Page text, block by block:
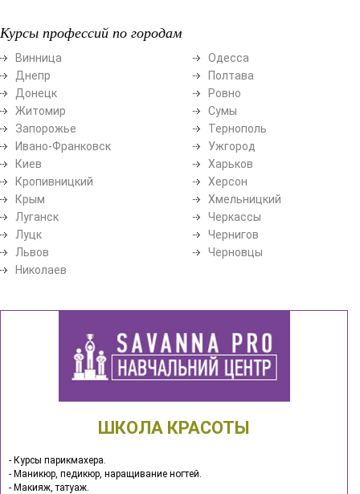
Курсы профессий по городам
Винница
Днепр
Донецк
Житомир
Запорожье
Ивано-Франковск
Киев
Кропивницкий
Крым
Луганск
Луцк
Львов
Николаев
Одесса
Полтава
Ровно
Сумы
Тернополь
Ужгород
Харьков
Херсон
Хмельницкий
Черкассы
Чернигов
Черновцы
ШКОЛА КРАСОТЫ
- Курсы парикмахера.
- Маникюр, педикюр, наращивание ногтей.
- Макияж, татуаж.